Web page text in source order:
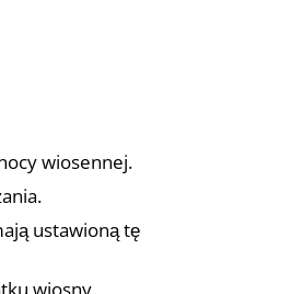
wiosennej.
ustawioną tę